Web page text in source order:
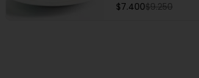
$7.400$9.250